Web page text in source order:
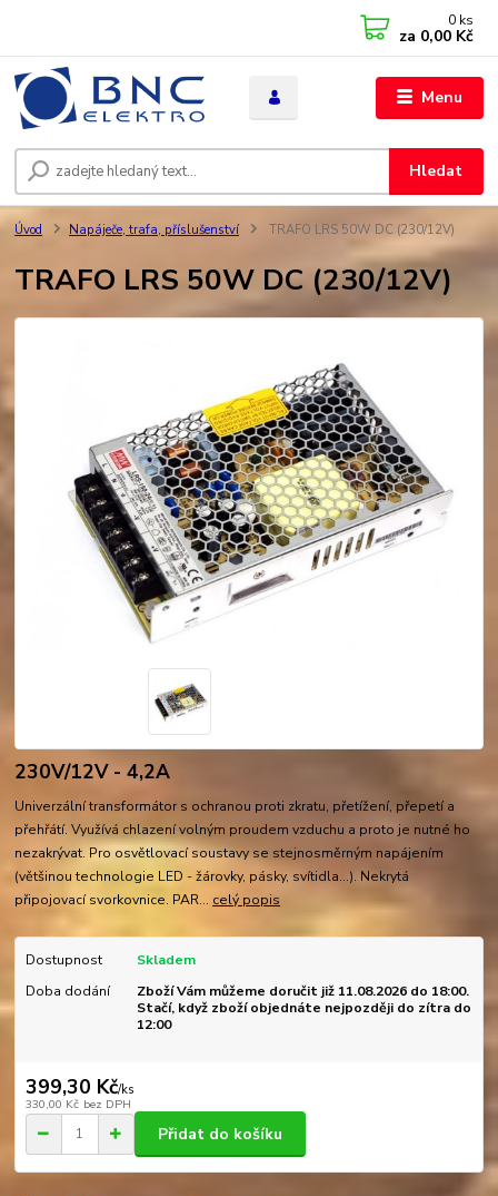
Menu
Hledat
0 ks
za 0,00 Kč
Úvod Napáječe, trafa, příslušenství TRAFO LRS 50W DC (230/12V)
TRAFO LRS 50W DC (230/12V)
230V/12V - 4,2A
Univerzální transformátor s ochranou proti zkratu, přetížení, přepetí a
přehřátí. Využívá chlazení volným proudem vzduchu a proto je nutné ho
nezakrývat. Pro osvětlovací soustavy se stejnosměrným napájením
(většinou technologie LED - žárovky, pásky, svítidla...). Nekrytá
připojovací svorkovnice. PAR... celý popis
Dostupnost
Skladem
Doba dodání
Zboží Vám můžeme doručit již 11.08.2026 do 18:00.
Stačí, když zboží objednáte nejpozději do zítra do
12:00
399,30 Kč/ks
330,00 Kč bez DPH
Přidat do košíku